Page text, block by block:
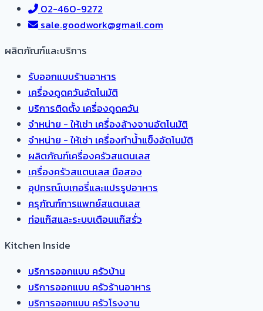
02-460-9272
sale.goodwork@gmail.com
ผลิตภัณฑ์และบริการ​
รับออกแบบร้านอาหาร
เครื่องดูดควันอัตโนมัติ
บริการติดตั้ง เครื่องดูดควัน
จำหน่าย - ให้เช่า เครื่องล้างจานอัตโนมัติ
จำหน่าย - ให้เช่า เครื่องทำน้ำแข็งอัตโนมัติ
ผลิตภัณฑ์เครื่องครัวสแตนเลส
เครื่องครัวสแตนเลส มือสอง
อุปกรณ์เบเกอรี่และแปรรูปอาหาร
ครุภัณฑ์การแพทย์สแตนเลส
ท่อแก๊สและระบบเตือนแก๊สรั่ว
Kitchen Inside
บริการออกแบบ ครัวบ้าน
บริการออกแบบ ครัวร้านอาหาร
บริการออกแบบ ครัวโรงงาน